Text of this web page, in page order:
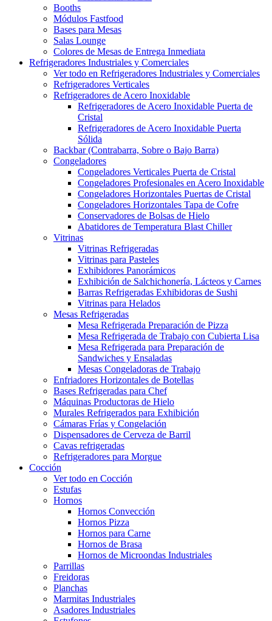
Booths
Módulos Fastfood
Bases para Mesas
Salas Lounge
Colores de Mesas de Entrega Inmediata
Refrigeradores Industriales y Comerciales
Ver todo en Refrigeradores Industriales y Comerciales
Refrigeradores Verticales
Refrigeradores de Acero Inoxidable
Refrigeradores de Acero Inoxidable Puerta de
Cristal
Refrigeradores de Acero Inoxidable Puerta
Sólida
Backbar (Contrabarra, Sobre o Bajo Barra)
Congeladores
Congeladores Verticales Puerta de Cristal
Congeladores Profesionales en Acero Inoxidable
Congeladores Horizontales Puertas de Cristal
Congeladores Horizontales Tapa de Cofre
Conservadores de Bolsas de Hielo
Abatidores de Temperatura Blast Chiller
Vitrinas
Vitrinas Refrigeradas
Vitrinas para Pasteles
Exhibidores Panorámicos
Exhibición de Salchichonería, Lácteos y Carnes
Barras Refrigeradas Exhibidoras de Sushi
Vitrinas para Helados
Mesas Refrigeradas
Mesa Refrigerada Preparación de Pizza
Mesa Refrigerada de Trabajo con Cubierta Lisa
Mesa Refrigerada para Preparación de
Sandwiches y Ensaladas
Mesas Congeladoras de Trabajo
Enfriadores Horizontales de Botellas
Bases Refrigeradas para Chef
Máquinas Productoras de Hielo
Murales Refrigerados para Exhibición
Cámaras Frías y Congelación
Dispensadores de Cerveza de Barril
Cavas refrigeradas
Refrigeradores para Morgue
Cocción
Ver todo en Cocción
Estufas
Hornos
Hornos Convección
Hornos Pizza
Hornos para Carne
Hornos de Brasa
Hornos de Microondas Industriales
Parrillas
Freidoras
Planchas
Marmitas Industriales
Asadores Industriales